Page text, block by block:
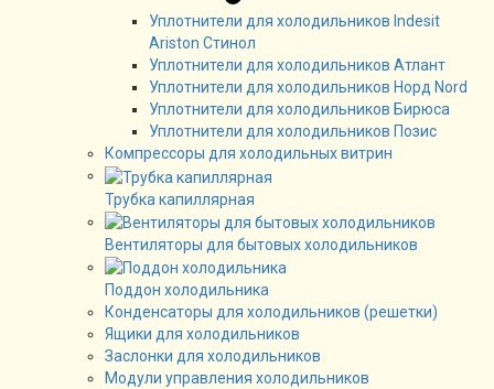
Уплотнители для холодильников Indesit
Ariston Стинол
Уплотнители для холодильников Атлант
Уплотнители для холодильников Норд Nord
Уплотнители для холодильников Бирюса
Уплотнители для холодильников Позис
Компрессоры для холодильных витрин
Трубка капиллярная
Вентиляторы для бытовых холодильников
Поддон холодильника
Конденсаторы для холодильников (решетки)
Ящики для холодильников
Заслонки для холодильников
Модули управления холодильников